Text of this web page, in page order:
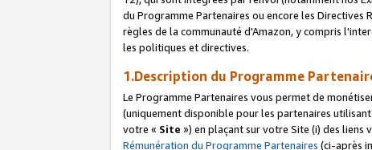
du Programme Partenaires ou encore les Directives
règles de la communauté d'Amazon, y compris
les politiques et directives.
1.Description du Programme
Le Programme Partenaires vous permet de
(uniquement disponible pour les partenaires
votre « Site ») en plaçant sur votre Site (i) des liens
Rémunération du Programme Partenaires (ci-après